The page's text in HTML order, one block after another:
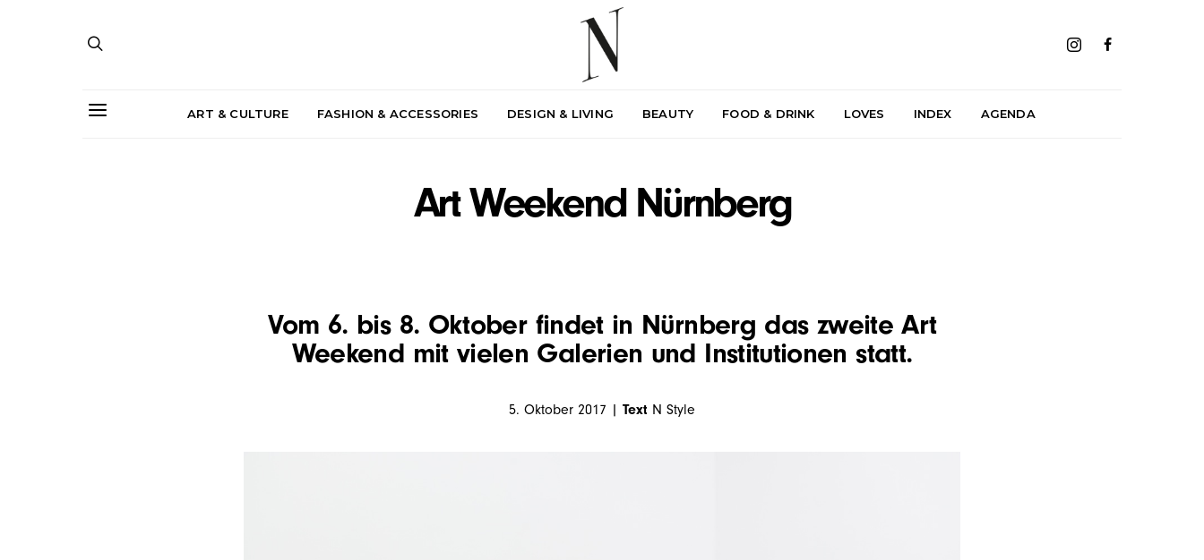
ART & CULTURE FASHION & ACCESSORIES DESIGN & LIVING BEAUTY FOOD & DRINK LOVES INDEX AGENDA
Art Weekend Nürnberg
Vom 6. bis 8. Oktober findet in Nürnberg das zweite Art
Weekend mit vielen Galerien und Institutionen statt.
5. Oktober 2017 | Text N Style